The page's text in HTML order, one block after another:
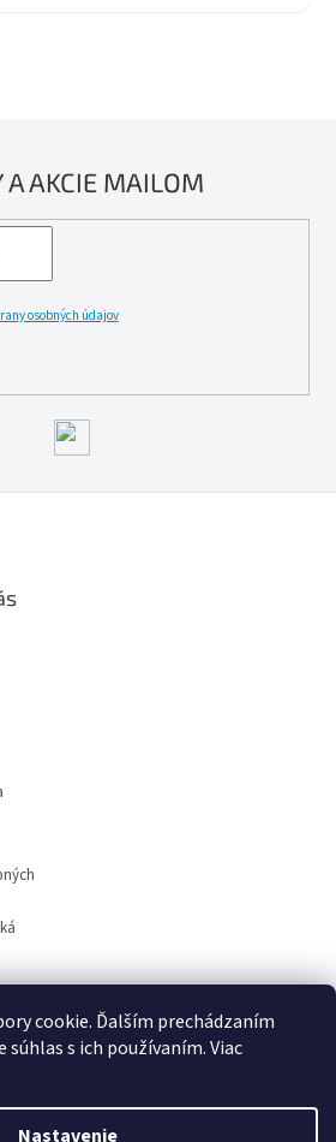
cookie. Ďalším prechádzaním
s ich používaním. Viac
Nastavenie
A AKCIE MAILOM
osobných údajov